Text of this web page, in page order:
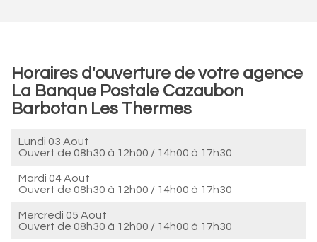
Horaires d'ouverture de votre agence
La Banque Postale Cazaubon
Barbotan Les Thermes
Lundi 03 Aout
Ouvert de 08h30 à 12h00 / 14h00 à 17h30
Mardi 04 Aout
Ouvert de 08h30 à 12h00 / 14h00 à 17h30
Mercredi 05 Aout
Ouvert de 08h30 à 12h00 / 14h00 à 17h30